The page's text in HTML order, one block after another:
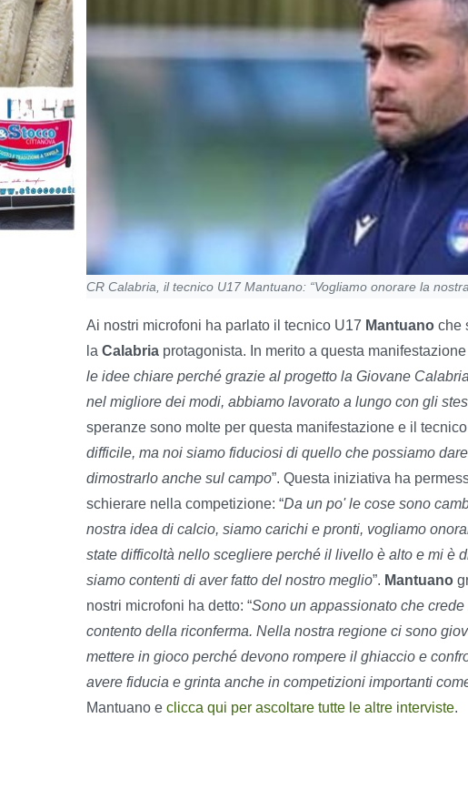
CR Calabria, il tecnico U17 Mantuano: “Vogliamo onorare la
Ai nostri microfoni ha parlato il tecnico U17 Mantuano che
la Calabria protagonista. In merito a questa
le idee chiare perché grazie al progetto la Giovane
nel migliore dei modi, abbiamo lavorato a lungo con gli
speranze sono molte per questa manifestazione e il
difficile, ma noi siamo fiduciosi di quello che possiamo
dimostrarlo anche sul campo”. Questa iniziativa ha
schierare nella competizione: “Da un po' le cose sono
nostra idea di calcio, siamo carichi e pronti, vogliamo
state difficoltà nello scegliere perché il livello è alto e mi è
siamo contenti di aver fatto del nostro meglio”. Mantuano
nostri microfoni ha detto: “Sono un appassionato che
contento della riconferma. Nella nostra regione ci sono
mettere in gioco perché devono rompere il ghiaccio e
avere fiducia e grinta anche in competizioni importanti
Mantuano e clicca qui per ascoltare tutte le altre interviste.